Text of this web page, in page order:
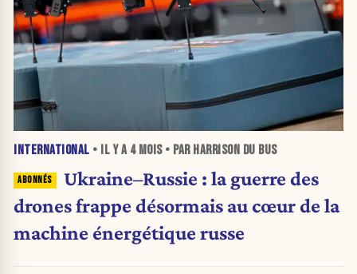
INTERNATIONAL • IL Y A 4 MOIS• PAR HARRISON DU BUS
Ukraine–Russie : la guerre des
drones frappe désormais au cœur de la
machine énergétique russe